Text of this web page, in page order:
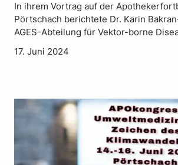
In ihrem Vortrag auf der
Pörtschach berichtete Dr. Karin
AGES-Abteilung für Vektor-borne
17. Juni 2024